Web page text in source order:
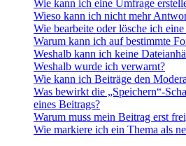
Wie kann ich eine Umfrage
Wieso kann ich nicht mehr
Wie bearbeite oder lösche ich
Warum kann ich auf bestimmte
Weshalb kann ich keine
Weshalb wurde ich verwarnt?
Wie kann ich Beiträge den
Was bewirkt die „Speichern“-
eines Beitrags?
Warum muss mein Beitrag erst
Wie markiere ich ein Thema als